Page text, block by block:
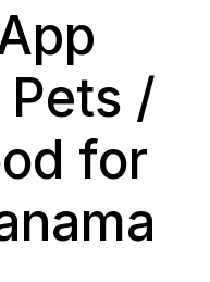
Pets /
for